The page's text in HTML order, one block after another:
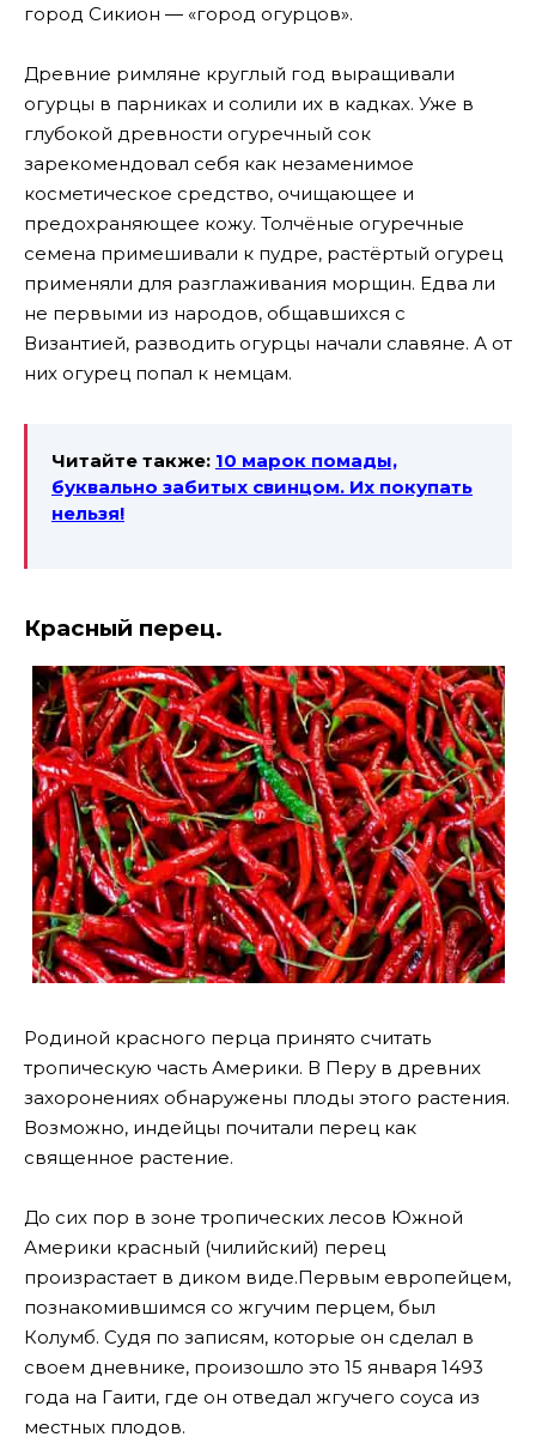
город Сикион — «город огурцов».
Древние римляне круглый год выращивали
огурцы в парниках и солили их в кадках. Уже в
глубокой древности огуречный сок
зарекомендовал себя как незаменимое
косметическое средство, очищающее и
предохраняющее кожу. Толчёные огуречные
семена примешивали к пудре, растёртый огурец
применяли для разглаживания морщин. Едва ли
не первыми из народов, общавшихся с
Византией, разводить огурцы начали славяне. А от
них огурец попал к немцам.
Читайте также: 10 марок помады,
буквально забитых свинцом. Их покупать
нельзя!
Красный перец.
Родиной красного перца принято считать
тропическую часть Америки. В Перу в древних
захоронениях обнаружены плоды этого растения.
Возможно, индейцы почитали перец как
священное растение.
До сих пор в зоне тропических лесов Южной
Америки красный (чилийский) перец
произрастает в диком виде.Первым европейцем,
познакомившимся со жгучим перцем, был
Колумб. Судя по записям, которые он сделал в
своем дневнике, произошло это 15 января 1493
года на Гаити, где он отведал жгучего соуса из
местных плодов.